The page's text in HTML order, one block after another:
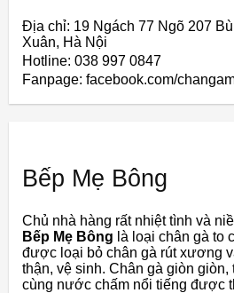
Địa chỉ: 19 Ngách 77 Ngõ 207
Xuân, Hà Nội
Hotline: 038 997 0847
Fanpage: facebook.com/
Bếp Mẹ Bông
Chủ nhà hàng rất nhiệt tình và
Bếp Mẹ Bông là loại chân gà to
được loại bỏ chân gà rút xương
thận, vệ sinh. Chân gà giòn giòn,
cùng nước chấm nổi tiếng được